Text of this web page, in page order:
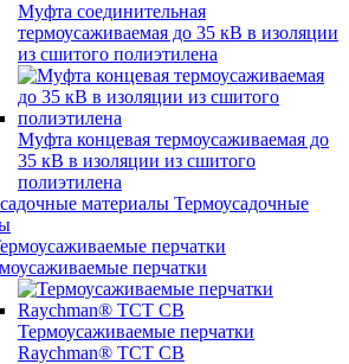
Муфта соединительная
термоусаживаемая до 35 кВ в изоляции
из сшитого полиэтилена
Муфта концевая термоусаживаемая до
35 кВ в изоляции из сшитого
полиэтилена
Термоусадочные
перчатки
Термоусаживаемые перчатки
Raychman® TCT CB